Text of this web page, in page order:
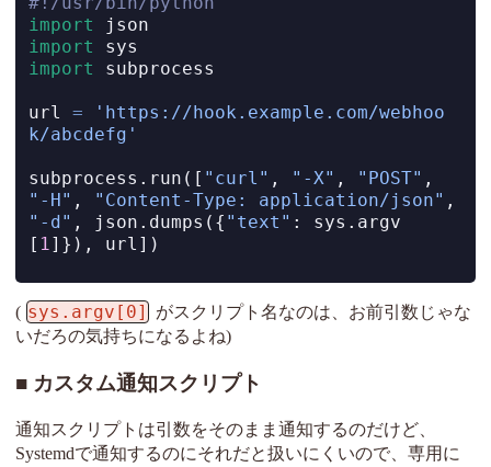
import json
import sys
import subprocess
url =
'https://hook.example.com/webhoo
k/abcdefg'
subprocess.run([ "curl" , "-X" , "POST"
"-H" , "Content-Type: application/json"
"-d" , json.dumps({ "text" : sys.argv
[ 1]}), url])
( sys.argv[0] がスクリプト名なのは、お前引数じゃな
いだろの気持ちになるよね)
カスタム通知スクリプト
通知スクリプトは引数をそのまま通知するのだけど、
Systemdで通知するのにそれだと扱いにくいので、専用に